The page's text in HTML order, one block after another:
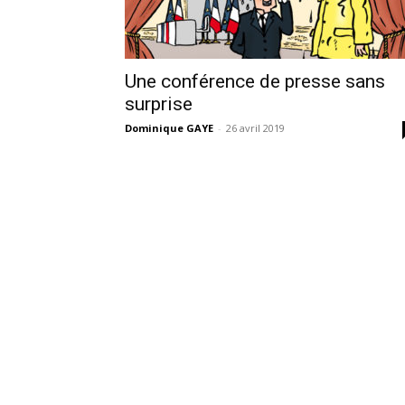
Une conférence de presse sans
surprise
Dominique GAYE - 26 avril 2019